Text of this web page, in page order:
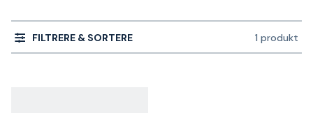
FILTRERE & SORTERE 1 produkt